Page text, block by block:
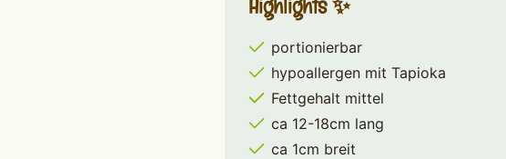
Highlights ✨
portionierbar
hypoallergen mit Tapioka
Fettgehalt mittel
ca 12-18cm lang
ca 1cm breit